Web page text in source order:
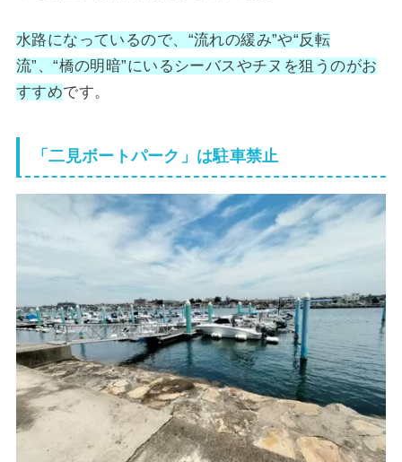
水路になっているので、“流れの緩み”や“反転
流”、“橋の明暗”にいるシーバスやチヌを狙うのがお
すすめです。
「二見ボートパーク」は駐車禁止